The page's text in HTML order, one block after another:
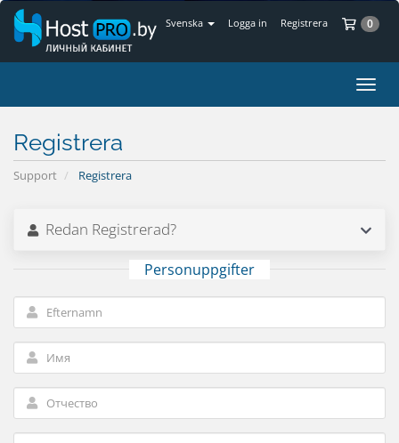
Svenska Logga in Registrera 0
Växla
Registrera
Support Registrera
Redan Registrerad?
Personuppgifter